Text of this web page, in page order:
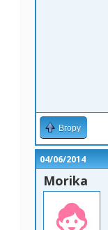
Вгору
04/06/2014
Morika